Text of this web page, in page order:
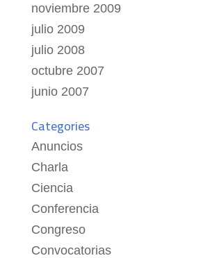
noviembre 2009
julio 2009
julio 2008
octubre 2007
junio 2007
Categories
Anuncios
Charla
Ciencia
Conferencia
Congreso
Convocatorias